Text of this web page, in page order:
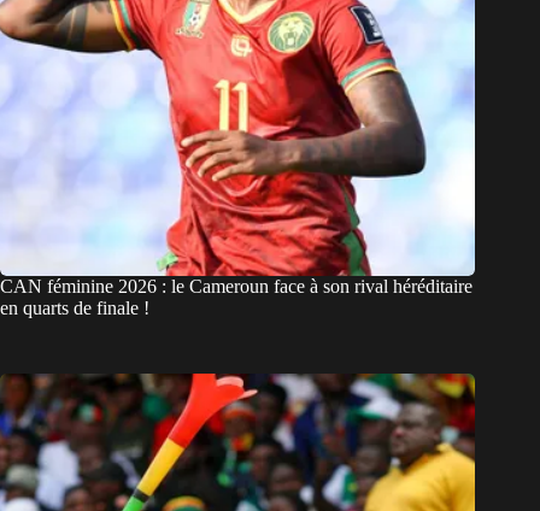
CAN féminine 2026 : le Cameroun face à son rival héréditaire
en quarts de finale !